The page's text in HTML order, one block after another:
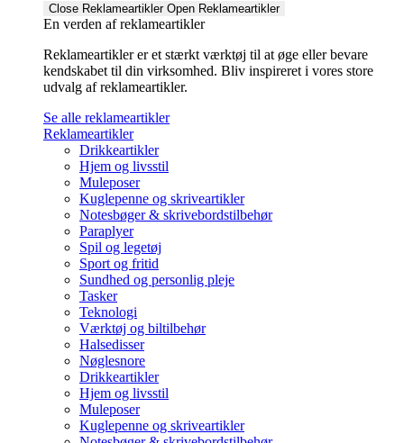
Close Reklameartikler Open Reklameartikler
En verden af reklameartikler ​
Reklameartikler er et stærkt værktøj til at øge eller bevare
kendskabet til din virksomhed. Bliv inspireret i vores store
udvalg af reklameartikler.
Se alle reklameartikler
Reklameartikler
Drikkeartikler
Hjem og livsstil
Muleposer
Kuglepenne og skriveartikler
Notesbøger & skrivebordstilbehør
Paraplyer
Spil og legetøj
Sport og fritid
Sundhed og personlig pleje
Tasker
Teknologi
Værktøj og biltilbehør
Halsedisser
Nøglesnore
Drikkeartikler
Hjem og livsstil
Muleposer
Kuglepenne og skriveartikler